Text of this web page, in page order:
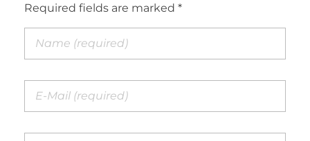
Required fields are marked *